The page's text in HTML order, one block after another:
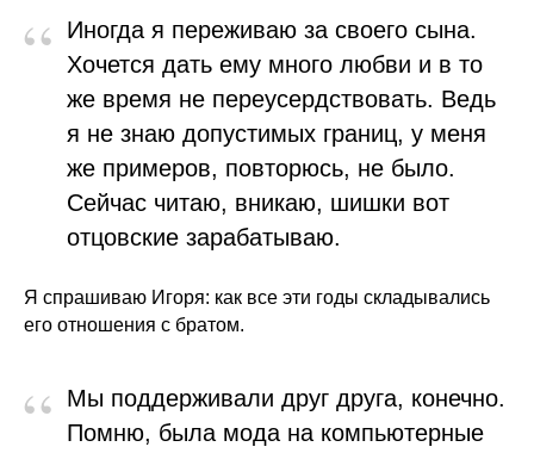
“
Иногда я переживаю за своего сына.
Хочется дать ему много любви и в то
же время не переусердствовать. Ведь
я не знаю допустимых границ, у меня
же примеров, повторюсь, не было.
Сейчас читаю, вникаю, шишки вот
отцовские зарабатываю.
Я спрашиваю Игоря: как все эти годы складывались
его отношения с братом.
“
Мы поддерживали друг друга, конечно.
Помню, была мода на компьютерные